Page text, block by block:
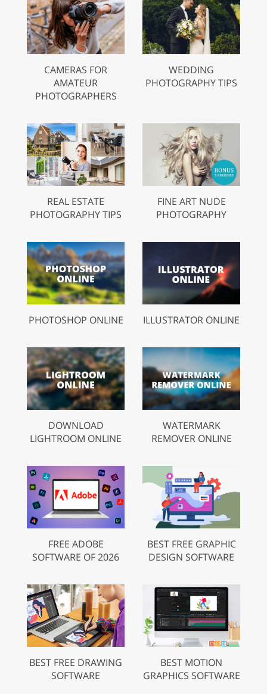
CAMERAS FOR
AMATEUR
PHOTOGRAPHERS
WEDDING
PHOTOGRAPHY TIPS
REAL ESTATE
PHOTOGRAPHY TIPS
FINE ART NUDE
PHOTOGRAPHY
PHOTOSHOP ONLINE ILLUSTRATOR ONLINE
DOWNLOAD
LIGHTROOM ONLINE
WATERMARK
REMOVER ONLINE
FREE ADOBE
SOFTWARE OF 2026
BEST FREE GRAPHIC
DESIGN SOFTWARE
BEST FREE DRAWING
SOFTWARE
BEST MOTION
GRAPHICS SOFTWARE